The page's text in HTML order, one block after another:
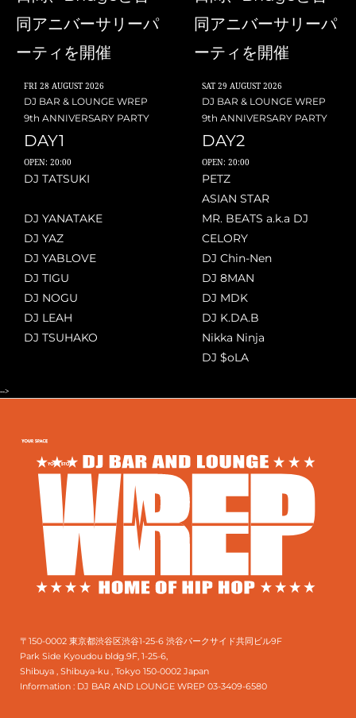
同アニバーサリーパ
ーティを開催
FRI 28 AUGUST 2026
DJ BAR & LOUNGE WREP
9th ANNIVERSARY PARTY
DAY1
OPEN: 20:00
DJ TATSUKI
DJ YANATAKE
DJ YAZ
DJ YABLOVE
DJ TIGU
DJ NOGU
DJ LEAH
DJ TSUHAKO
同アニバーサリーパ
ーティを開催
SAT 29 AUGUST 2026
DJ BAR & LOUNGE WREP
9th ANNIVERSARY PARTY
DAY2
OPEN: 20:00
PETZ
ASIAN STAR
MR. BEATS a.k.a DJ
CELORY
DJ Chin-Nen
DJ 8MAN
DJ MDK
DJ K.DA.B
Nikka Ninja
DJ $oLA
-->
〒150-0002 東京都渋谷区渋谷1-25-6 渋谷パークサイド共同ビル9F
Park Side Kyoudou bldg.9F, 1-25-6,
Shibuya , Shibuya-ku , Tokyo 150-0002 Japan
Information : DJ BAR AND LOUNGE WREP 03-3409-6580